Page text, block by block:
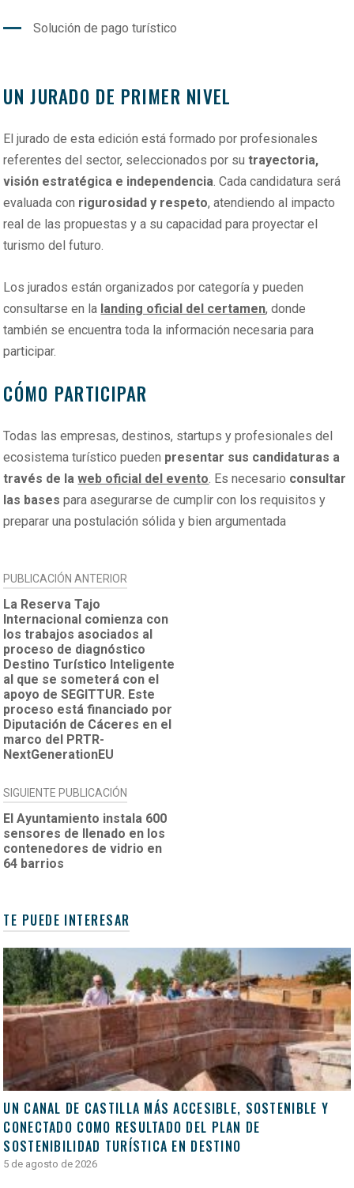
Solución de pago turístico
UN JURADO DE PRIMER NIVEL
El jurado de esta edición está formado por profesionales
referentes del sector, seleccionados por sutrayectoria,
visión estratégica e independencia. Cada candidatura será
evaluada con rigurosidad y respeto, atendiendo al impacto
real de las propuestas y a su capacidad para proyectar el
turismo del futuro.
Los jurados están organizados por categoría y pueden
consultarse en la landing oficial del certamen, donde
también se encuentra toda la información necesaria para
participar.
CÓMO PARTICIPAR
Todas las empresas, destinos, startups y profesionales del
ecosistema turístico pueden presentar sus candidaturas a
través de laweb oficial del evento. Es necesario consultar
las bases para asegurarse de cumplir con los requisitos y
preparar una postulación sólida y bien argumentada
NAVEGACIÓN
DE
ENTRADAS
PUBLICACIÓN ANTERIOR
La Reserva Tajo
Internacional comienza con
los trabajos asociados al
proceso de diagnóstico
Destino Turístico Inteligente
al que se someterá con el
apoyo de SEGITTUR. Este
proceso está financiado por
Diputación de Cáceres en el
marco del PRTR-
NextGenerationEU
SIGUIENTE PUBLICACIÓN
El Ayuntamiento instala 600
sensores de llenado en los
contenedores de vidrio en
64 barrios
TE PUEDE INTERESAR
UN CANAL DE CASTILLA MÁS ACCESIBLE, SOSTENIBLE Y
CONECTADO COMO RESULTADO DEL PLAN DE
SOSTENIBILIDAD TURÍSTICA EN DESTINO
5 de agosto de 2026